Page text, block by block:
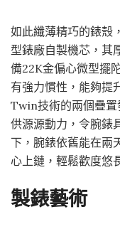
如此纖薄精巧的錶殼
型錶廠自製機芯，其
備22K金偏心微型擺
有強力慣性，能夠提
Twin技術的兩個疊置
供源源動力，令腕錶
下，腕錶依舊能在兩
心上鏈，輕鬆歡度悠
製錶藝術